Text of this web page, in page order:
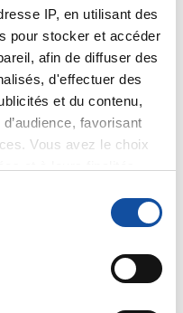
IP, en utilisant des
pour stocker et accéder
afin de diffuser des
d'effectuer des
et du contenu,
favorisant
Vous avez le choix
relative aux
de confidentialité.
également :
temps c'est vrai qu'on
difficiles sont celles qui
vraiment objectif.